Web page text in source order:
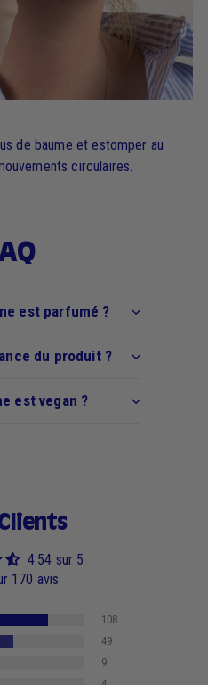
de baume et estomper au
circulaires.
est parfumé ?
du produit ?
est vegan ?
4.54 sur 5
170 avis
108
49
9